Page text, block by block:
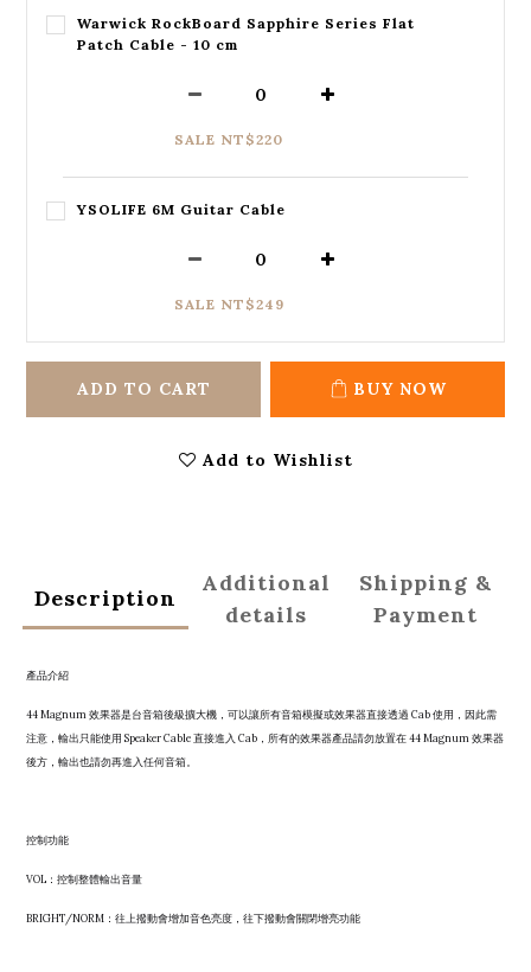
Warwick RockBoard Sapphire Series Flat
Patch Cable - 10 cm
SALE NT$220
YSOLIFE 6M Guitar Cable
SALE NT$249
ADD TO CART BUY NOW
Add to Wishlist
Description
Additional
details
Shipping &
Payment
產品介紹
44 Magnum 效果器是台音箱後級擴大機，可以讓所有音箱模擬或效果器直接透過 Cab 使用，因此需
注意，輸出只能使用 Speaker Cable 直接進入 Cab，所有的效果器產品請勿放置在 44 Magnum 效果器
後方，輸出也請勿再進入任何音箱。
控制功能
VOL：控制整體輸出音量
BRIGHT/NORM：往上撥動會增加音色亮度，往下撥動會關閉增亮功能